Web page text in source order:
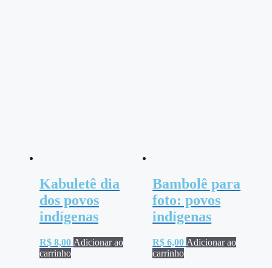
Kabuletê dia
dos povos
indígenas
R$8,00 Adicionar ao
carrinho
Bambolê para
foto: povos
indígenas
R$ 6,00 Adicionar ao
carrinho